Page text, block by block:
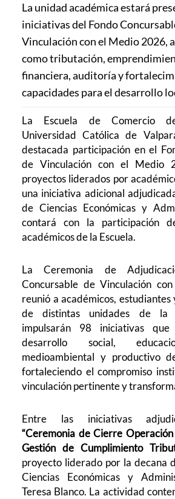
La unidad académica estará
iniciativas del Fondo
Vinculación con el Medio 2026,
como tributación,
financiera, auditoría y
capacidades para el desarrollo
La Escuela de Comercio
Universidad Católica de
destacada participación en el
de Vinculación con el Medio
proyectos liderados por
una iniciativa adicional
de Ciencias Económicas y
contará con la participación
académicos de la Escuela.
La Ceremonia de
Concursable de Vinculación
reunió a académicos,
de distintas unidades de la
impulsarán 98 iniciativas
desarrollo social,
medioambiental y productivo
fortaleciendo el compromiso
vinculación pertinente y
Entre las iniciativas
“Ceremonia de Cierre
Gestión de Cumplimiento
proyecto liderado por la decana
Ciencias Económicas y
Teresa Blanco. La actividad